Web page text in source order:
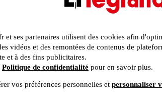
et ses partenaires utilisent des cookies afin
vidéos et des remontées de contenus de
et à des fins publicitaires.
Politique de confidentialité pour en savoir plus.
vos préférences personnelles et personnaliser